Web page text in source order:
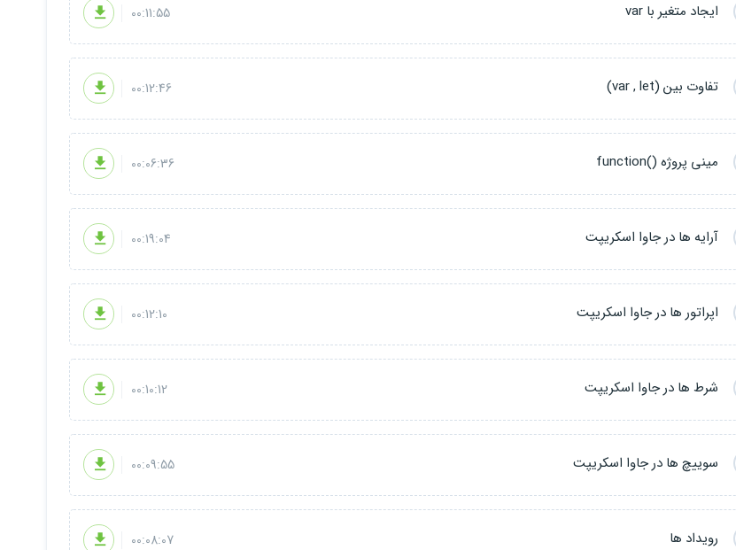
ایجاد متغیر با var 00:11:55
تفاوت بین (var , let) 00:12:46
مینی پروژه ()function 00:06:36
آرایه ها در جاوا اسکریپت 00:19:04
اپراتور ها در جاوا اسکریپت 00:12:10
شرط ها در جاوا اسکریپت 00:10:12
سوییچ ها در جاوا اسکریپت 00:09:55
رویداد ها 00:08:07